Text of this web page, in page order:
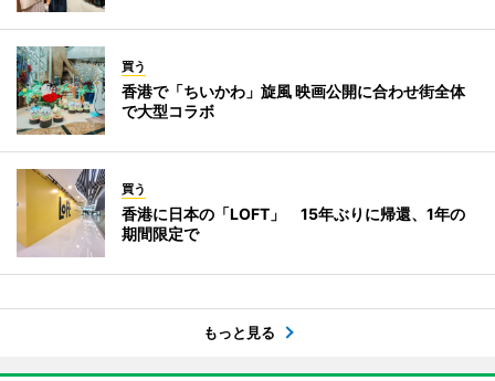
買う
香港で「ちいかわ」旋風 映画公開に合わせ街全体
で大型コラボ
買う
香港に日本の「LOFT」 15年ぶりに帰還、1年の
期間限定で
もっと見る